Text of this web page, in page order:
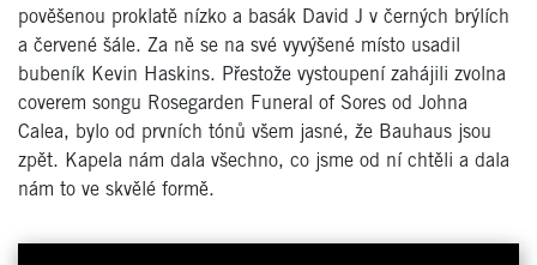
pověšenou proklatě nízko a basák David J v černých brýlích
a červené šále. Za ně se na své vyvýšené místo usadil
bubeník Kevin Haskins. Přestože vystoupení zahájili zvolna
coverem songu Rosegarden Funeral of Sores od Johna
Calea, bylo od prvních tónů všem jasné, že Bauhaus jsou
zpět. Kapela nám dala všechno, co jsme od ní chtěli a dala
nám to ve skvělé formě.